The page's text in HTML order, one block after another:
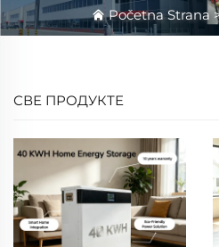
Početna Strana
СВЕ ПРОДУКТЕ